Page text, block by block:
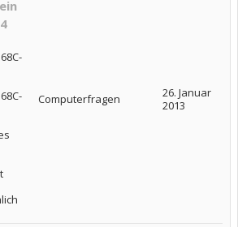
Computerfragen
26. Januar
2013